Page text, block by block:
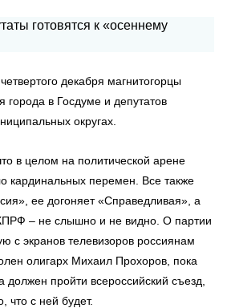
декабря магнитогорцы
города в Госдуме и депутатов
округах.
в целом на политической арене
кардинальных перемен. Все также
ее догоняет «Справедливая», а
– не слышно и не видно. О партии
с экранов телевизоров россиянам
олигарх Михаил Прохоров, пока
должен пройти всероссийский съезд,
что с ней будет.